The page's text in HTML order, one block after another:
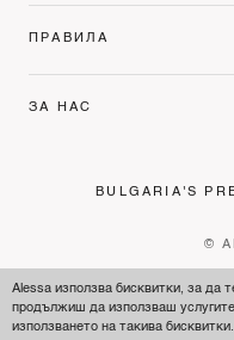
Alessa използва бисквитки, за да
продължиш да използваш
използването на такива
ПРАВИЛА
ЗА НАС
BULGARIA'S
©